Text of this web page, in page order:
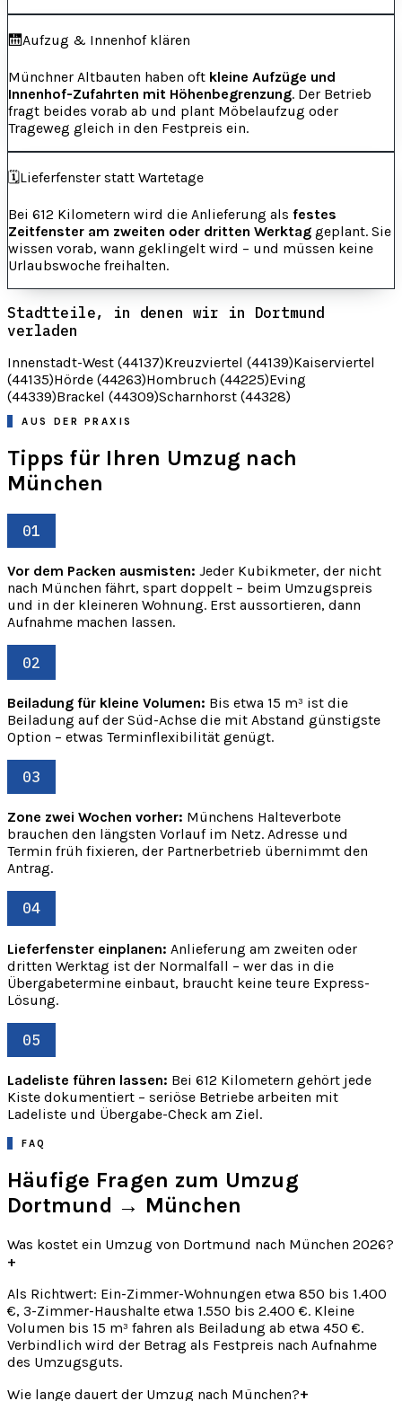
🛗Aufzug & Innenhof klären
Münchner Altbauten haben oft kleine Aufzüge und
Innenhof-Zufahrten mit Höhenbegrenzung. Der Betrieb
fragt beides vorab ab und plant Möbelaufzug oder
Trageweg gleich in den Festpreis ein.
🗓️Lieferfenster statt Wartetage
Bei 612 Kilometern wird die Anlieferung als festes
Zeitfenster am zweiten oder dritten Werktag geplant. Sie
wissen vorab, wann geklingelt wird – und müssen keine
Urlaubswoche freihalten.
Stadtteile, in denen wir in Dortmund
verladen
Innenstadt-West (44137)Kreuzviertel (44139)Kaiserviertel
(44135)Hörde (44263)Hombruch (44225)Eving
(44339)Brackel (44309)Scharnhorst (44328)
AUS DER PRAXIS
Tipps für Ihren Umzug nach
München
01
Vor dem Packen ausmisten: Jeder Kubikmeter, der nicht
nach München fährt, spart doppelt – beim Umzugspreis
und in der kleineren Wohnung. Erst aussortieren, dann
Aufnahme machen lassen.
02
Beiladung für kleine Volumen: Bis etwa 15 m³ ist die
Beiladung auf der Süd-Achse die mit Abstand günstigste
Option – etwas Terminflexibilität genügt.
03
Zone zwei Wochen vorher: Münchens Halteverbote
brauchen den längsten Vorlauf im Netz. Adresse und
Termin früh fixieren, der Partnerbetrieb übernimmt den
Antrag.
04
Lieferfenster einplanen: Anlieferung am zweiten oder
dritten Werktag ist der Normalfall – wer das in die
Übergabetermine einbaut, braucht keine teure Express-
Lösung.
05
Ladeliste führen lassen: Bei 612 Kilometern gehört jede
Kiste dokumentiert – seriöse Betriebe arbeiten mit
Ladeliste und Übergabe-Check am Ziel.
FAQ
Häufige Fragen zum Umzug
Dortmund → München
Was kostet ein Umzug von Dortmund nach München 2026?
+
Als Richtwert: Ein-Zimmer-Wohnungen etwa 850 bis 1.400
€, 3-Zimmer-Haushalte etwa 1.550 bis 2.400 €. Kleine
Volumen bis 15 m³ fahren als Beiladung ab etwa 450 €.
Verbindlich wird der Betrag als Festpreis nach Aufnahme
des Umzugsguts.
Wie lange dauert der Umzug nach München?+